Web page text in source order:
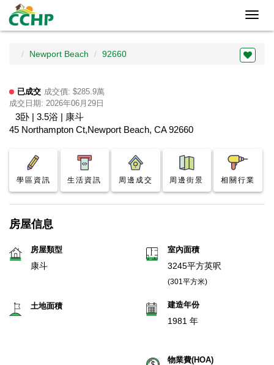
Newport Beach 92660
已成交 成交價: $285.9萬
成交日期: 2026年06月29日
3卧 | 3.5浴 | 康斗
45 Northampton Ct,Newport Beach, CA 92660
學區資訊 生活資訊 周邊成交 周邊街景 相關行業
房屋信息
房屋類型
康斗
室內面積
3245平方英呎
(301平方米)
土地面積 建造年份
1981 年
物業費(HOA)